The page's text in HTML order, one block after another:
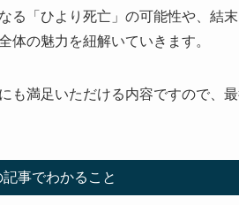
る「ひより死亡」の可能性や、結
体の魅力を紐解いていきます。
も満足いただける内容ですので、
記事でわかること